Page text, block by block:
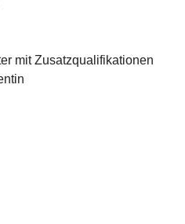
mit Zusatzqualifikationen